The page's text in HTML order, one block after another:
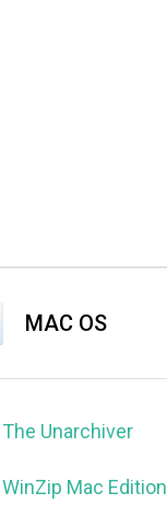
MAC OS
The Unarchiver
WinZip Mac Edition